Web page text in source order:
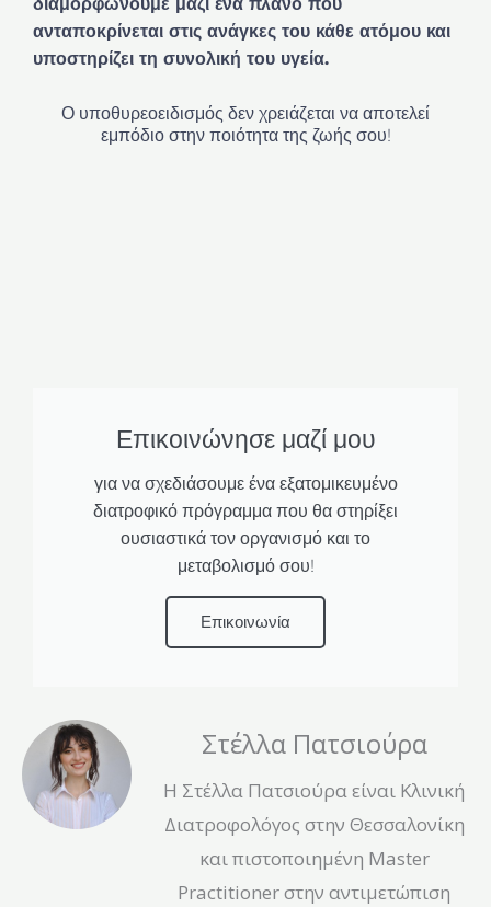
διαμορφώνουμε μαζί ένα πλάνο που
ανταποκρίνεται στις ανάγκες του κάθε ατόμου και
υποστηρίζει τη συνολική του υγεία.
Ο υποθυρεοειδισμός δεν χρειάζεται να αποτελεί
εμπόδιο στην ποιότητα της ζωής σου!
Επικοινώνησε μαζί μου
για να σχεδιάσουμε ένα εξατομικευμένο
διατροφικό πρόγραμμα που θα στηρίξει
ουσιαστικά τον οργανισμό και το
μεταβολισμό σου!
Επικοινωνία
Στέλλα Πατσιούρα
Η Στέλλα Πατσιούρα είναι Κλινική
Διατροφολόγος στην Θεσσαλονίκη
και πιστοποιημένη Master
Practitioner στην αντιμετώπιση